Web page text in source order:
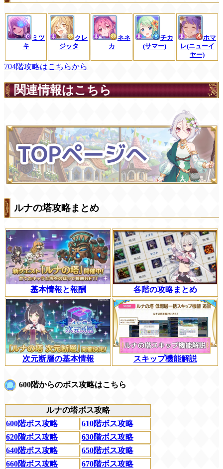
ミツ
キ
クレ
ジッタ
ネネ
カ
チカ
(サマー)
ホマ
レ(ニューイ
ヤー)
704階攻略はこちらから
関連情報はこちら
ルナの塔攻略まとめ
基本情報と報酬 各階の攻略まとめ
次元断層の基本情報 スキップ機能解説
600階からのボス攻略はこちら
ルナの塔ボス攻略
600階ボス攻略
610階ボス攻略
620階ボス攻略
630階ボス攻略
640階ボス攻略
650階ボス攻略
660階ボス攻略
670階ボス攻略